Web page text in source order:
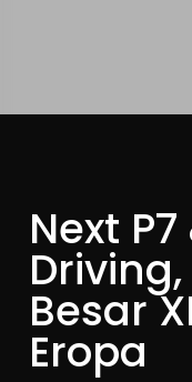
Next
Besar
Eropa